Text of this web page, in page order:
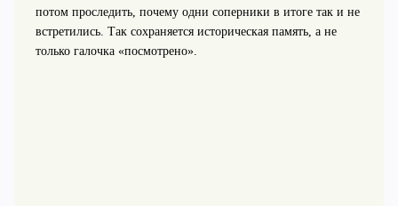
потом проследить, почему одни соперники в итоге так и не
встретились. Так сохраняется историческая память, а не
только галочка «посмотрено».